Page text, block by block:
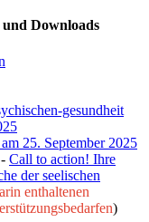
Downloads
gesundheit
25. September 2025
- Call to action! Ihre
der seelischen
enthaltenen
)